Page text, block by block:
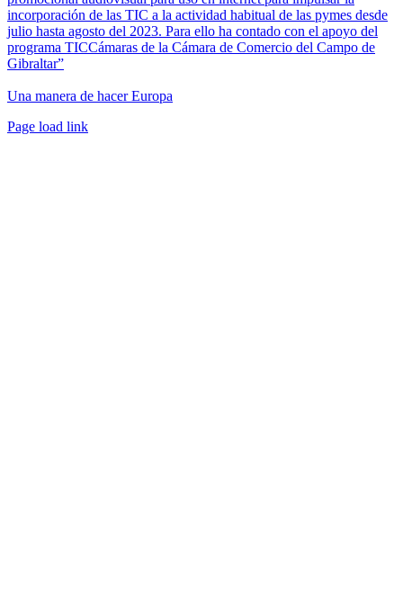
incorporación de las TIC a la actividad habitual de las pymes desde
julio hasta agosto del 2023. Para ello ha contado con el apoyo del
programa TICCámaras de la Cámara de Comercio del Campo de
Gibraltar”
Una manera de hacer Europa
Facebook
Twitter
Instagram
Pinterest
Page load link